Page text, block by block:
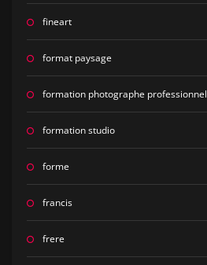
fineart
format paysage
formation photographe professionnel
formation studio
forme
francis
frere